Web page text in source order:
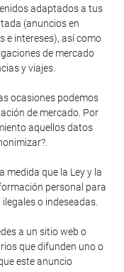
adaptados a tus
(anuncios en
e intereses), así como
de mercado
y viajes.
ocasiones podemos
de mercado. Por
aquellos datos
medida que la Ley y la
personal para
o indeseadas.
a un sitio web o
que difunden uno o
este anuncio